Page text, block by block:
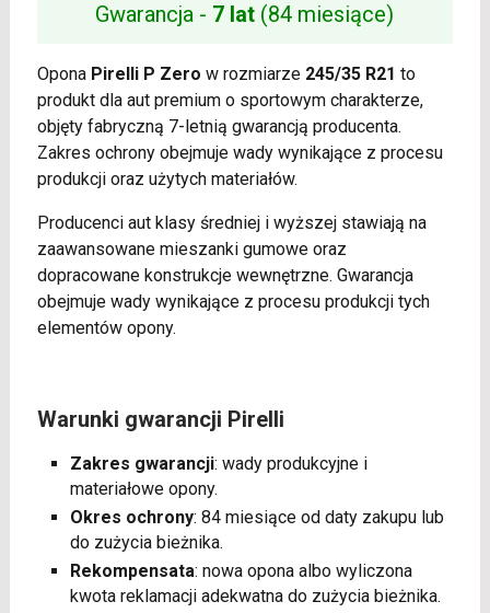
Gwarancja - 7 lat (84 miesiące)
Opona Pirelli P Zero w rozmiarze 245/35 R21 to
produkt dla aut premium o sportowym charakterze,
objęty fabryczną 7-letnią gwarancją producenta.
Zakres ochrony obejmuje wady wynikające z procesu
produkcji oraz użytych materiałów.
Producenci aut klasy średniej i wyższej stawiają na
zaawansowane mieszanki gumowe oraz
dopracowane konstrukcje wewnętrzne. Gwarancja
obejmuje wady wynikające z procesu produkcji tych
elementów opony.
Warunki gwarancji Pirelli
Zakres gwarancji: wady produkcyjne i
materiałowe opony.
Okres ochrony: 84 miesiące od daty zakupu lub
do zużycia bieżnika.
Rekompensata: nowa opona albo wyliczona
kwota reklamacji adekwatna do zużycia bieżnika.